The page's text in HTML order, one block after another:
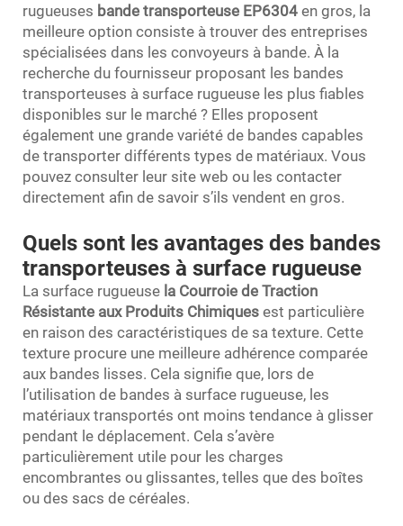
rugueuses bande transporteuse EP6304 en gros, la
meilleure option consiste à trouver des entreprises
spécialisées dans les convoyeurs à bande. À la
recherche du fournisseur proposant les bandes
transporteuses à surface rugueuse les plus fiables
disponibles sur le marché ? Elles proposent
également une grande variété de bandes capables
de transporter différents types de matériaux. Vous
pouvez consulter leur site web ou les contacter
directement afin de savoir s’ils vendent en gros.
Quels sont les avantages des bandes
transporteuses à surface rugueuse
La surface rugueuse la Courroie de Traction
Résistante aux Produits Chimiques est particulière
en raison des caractéristiques de sa texture. Cette
texture procure une meilleure adhérence comparée
aux bandes lisses. Cela signifie que, lors de
l’utilisation de bandes à surface rugueuse, les
matériaux transportés ont moins tendance à glisser
pendant le déplacement. Cela s’avère
particulièrement utile pour les charges
encombrantes ou glissantes, telles que des boîtes
ou des sacs de céréales.